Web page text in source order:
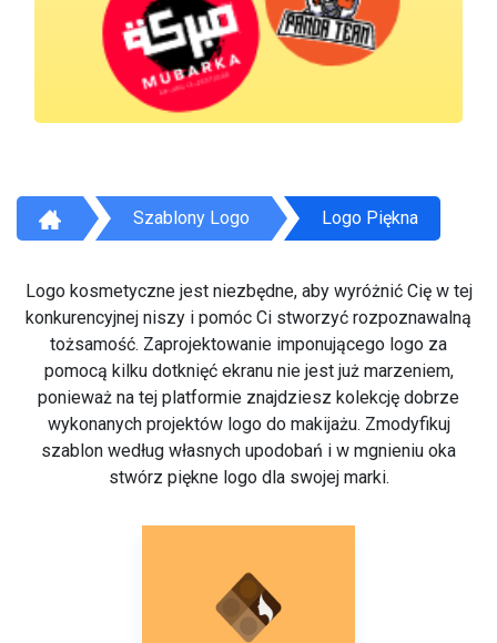
Szablony Logo Logo Piękna
Logo kosmetyczne jest niezbędne, aby wyróżnić Cię w tej
konkurencyjnej niszy i pomóc Ci stworzyć rozpoznawalną
tożsamość. Zaprojektowanie imponującego logo za
pomocą kilku dotknięć ekranu nie jest już marzeniem,
ponieważ na tej platformie znajdziesz kolekcję dobrze
wykonanych projektów logo do makijażu. Zmodyfikuj
szablon według własnych upodobań i w mgnieniu oka
stwórz piękne logo dla swojej marki.